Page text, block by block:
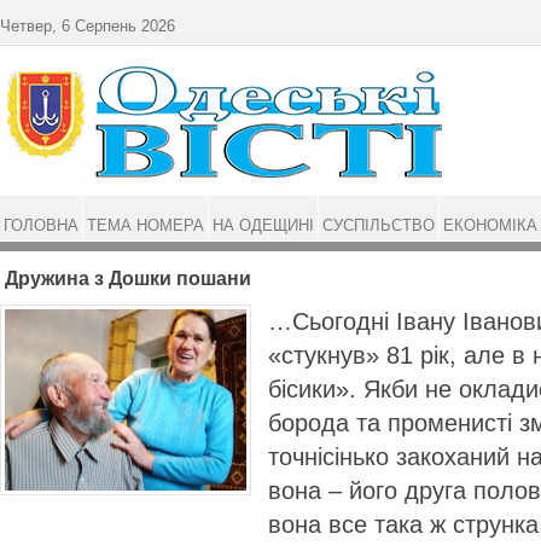
Дружина з Дошки пошани
…Сьогодні Івану
«стукнув» 81 рік, але в
бісики». Якби не
борода та променисті
точнісінько закоханий
вона – його друга
вона все така ж
Четвер, 6 Серпень 2026
ГОЛОВНА ТЕМА НОМЕРА НА ОДЕЩИНІ СУСПІЛЬСТВО ЕКОНОМІКА